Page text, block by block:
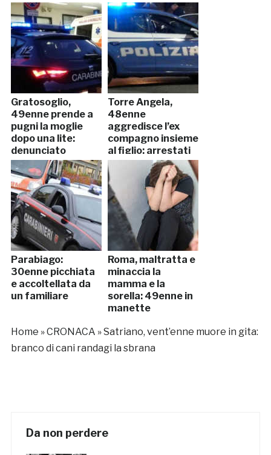
Gratosoglio,
49enne prende a
pugni la moglie
dopo una lite:
denunciato
Torre Angela,
48enne
aggredisce l’ex
compagno insieme
al figlio: arrestati
Parabiago:
30enne picchiata
e accoltellata da
un familiare
Roma, maltratta e
minaccia la
mamma e la
sorella: 49enne in
manette
Home »CRONACA »Satriano, vent’enne muore in gita:
branco di cani randagi la sbrana
Da non perdere